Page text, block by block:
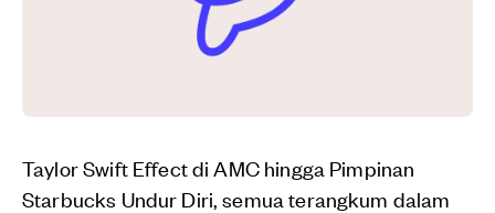
Taylor Swift Effect di AMC hingga Pimpinan
Starbucks Undur Diri, semua terangkum dalam